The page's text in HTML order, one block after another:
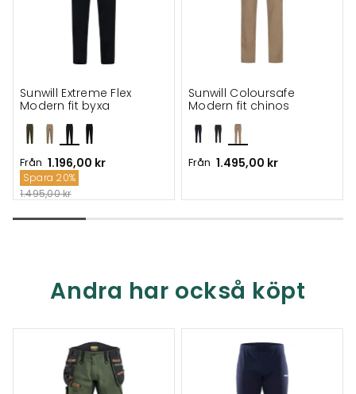
Sunwill Extreme Flex
Modern fit byxa
Från 1.196,00 kr
Spara 20%
1.495,00 kr
Sunwill Coloursafe
Modern fit chinos
Från 1.495,00 kr
Andra har också köpt